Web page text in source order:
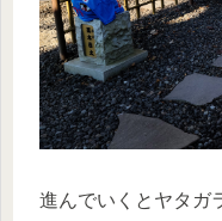
進んでいくとヤタガ